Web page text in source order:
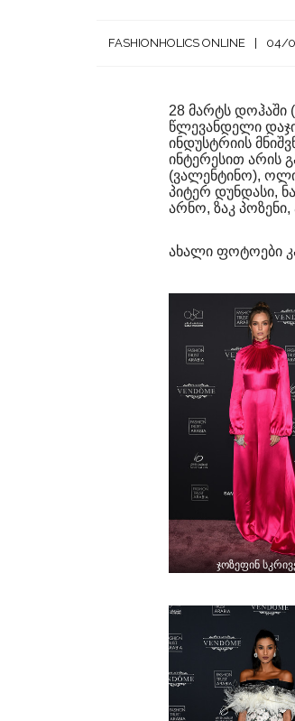
FASHIONHOLICS ONLINE 04/
28 მარტს დოჰაში
წლევანდელი
ინდუსტრიის
ინტერესით არის
(ვალენტინო),
პიტერ დუნდასი,
არნო, ზაკ
ახალი ფოტოები
ჯოზეფინ